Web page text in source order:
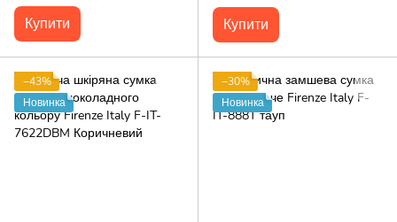
Купити Купити
−43%
Новинка
−30%
Новинка